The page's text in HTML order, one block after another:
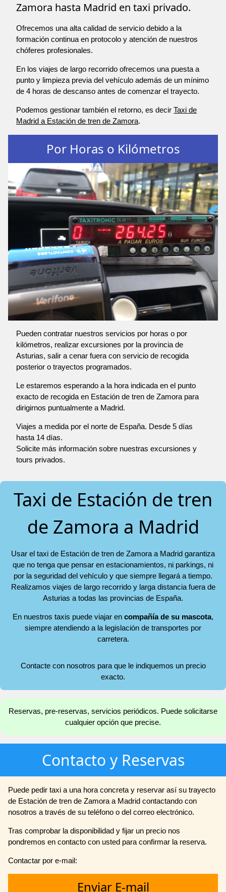
Zamora hasta Madrid en taxi privado.
Ofrecemos una alta calidad de servicio debido a la
formación continua en protocolo y atención de nuestros
chóferes profesionales.
En los viajes de largo recorrido ofrecemos una puesta a
punto y limpieza previa del vehículo además de un mínimo
de 4 horas de descanso antes de comenzar el trayecto.
Podemos gestionar también el retorno, es decir Taxi de
Madrid a Estación de tren de Zamora.
Por Horas o Kilómetros
Pueden contratar nuestros servicios por horas o por
kilómetros, realizar excursiones por la provincia de
Asturias, salir a cenar fuera con servicio de recogida
posterior o trayectos programados.
Le estaremos esperando a la hora indicada en el punto
exacto de recogida en Estación de tren de Zamora para
dirigirnos puntualmente a Madrid.
Viajes a medida por el norte de España. Desde 5 días
hasta 14 días.
Solicite más información sobre nuestras excursiones y
tours privados.
Taxi de Estación de tren
de Zamora a Madrid
Usar el taxi de Estación de tren de Zamora a Madrid garantiza
que no tenga que pensar en estacionamientos, ni parkings, ni
por la seguridad del vehículo y que siempre llegará a tiempo.
Realizamos viajes de largo recorrido y larga distancia fuera de
Asturias a todas las provincias de España.
En nuestros taxis puede viajar en compañía de su mascota,
siempre atendiendo a la legislación de transportes por
carretera.
Contacte con nosotros para que le indiquemos un precio
exacto.
Reservas, pre-reservas, servicios periódicos. Puede solicitarse
cualquier opción que precise.
Contacto y Reservas
Puede pedir taxi a una hora concreta y reservar así su trayecto
de Estación de tren de Zamora a Madrid contactando con
nosotros a través de su teléfono o del correo electrónico.
Tras comprobar la disponibilidad y fijar un precio nos
pondremos en contacto con usted para confirmar la reserva.
Contactar por e-mail:
Enviar E-mail